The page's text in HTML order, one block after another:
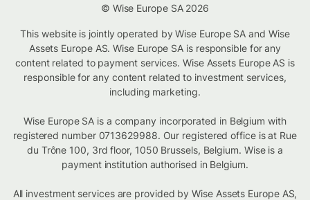
© Wise Europe SA 2026
This website is jointly operated by Wise Europe SA and Wise
Assets Europe AS. Wise Europe SA is responsible for any
content related to payment services. Wise Assets Europe AS is
responsible for any content related to investment services,
including marketing.
Wise Europe SA is a company incorporated in Belgium with
registered number 0713629988. Our registered office is at Rue
du Trône 100, 3rd floor, 1050 Brussels, Belgium. Wise is a
payment institution authorised in Belgium.
All investment services are provided by Wise Assets Europe AS,